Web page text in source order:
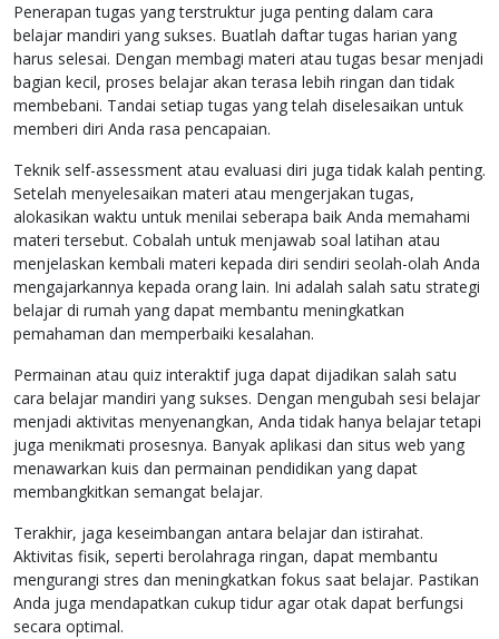
Penerapan tugas yang terstruktur juga penting dalam cara
belajar mandiri yang sukses. Buatlah daftar tugas harian yang
harus selesai. Dengan membagi materi atau tugas besar menjadi
bagian kecil, proses belajar akan terasa lebih ringan dan tidak
membebani. Tandai setiap tugas yang telah diselesaikan untuk
memberi diri Anda rasa pencapaian.
Teknik self-assessment atau evaluasi diri juga tidak kalah penting.
Setelah menyelesaikan materi atau mengerjakan tugas,
alokasikan waktu untuk menilai seberapa baik Anda memahami
materi tersebut. Cobalah untuk menjawab soal latihan atau
menjelaskan kembali materi kepada diri sendiri seolah-olah Anda
mengajarkannya kepada orang lain. Ini adalah salah satu strategi
belajar di rumah yang dapat membantu meningkatkan
pemahaman dan memperbaiki kesalahan.
Permainan atau quiz interaktif juga dapat dijadikan salah satu
cara belajar mandiri yang sukses. Dengan mengubah sesi belajar
menjadi aktivitas menyenangkan, Anda tidak hanya belajar tetapi
juga menikmati prosesnya. Banyak aplikasi dan situs web yang
menawarkan kuis dan permainan pendidikan yang dapat
membangkitkan semangat belajar.
Terakhir, jaga keseimbangan antara belajar dan istirahat.
Aktivitas fisik, seperti berolahraga ringan, dapat membantu
mengurangi stres dan meningkatkan fokus saat belajar. Pastikan
Anda juga mendapatkan cukup tidur agar otak dapat berfungsi
secara optimal.